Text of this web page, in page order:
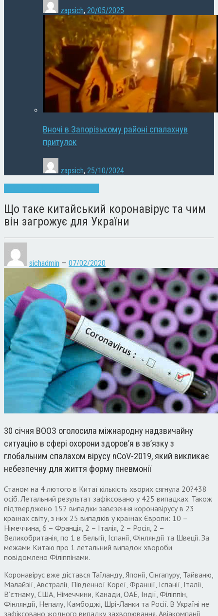
zapsich, 20/05/2025
Вночі в Запорізькому районі спалахнув
притулок
zapsich, 25/10/2024
Що таке китайський коронавірус та чим
він загрожує для України
sichadmin — 07/02/2020
30 січня ВООЗ оголосила міжнародну надзвичайну
ситуацію в сфері охорони здоров’я в зв’язку з
глобальним спалахом вірусу nCoV-2019, який викликає
небезпечну для життя форму пневмонії
Станом на 4 лютого в Китаї кількість хворих сягнула 20?438
осіб. Летальний результат зафіксовано у 425 випадках. Також
підтверджено 152 випадки завезення коронавірусу в 23
країнах світу, з них 25 випадків у країнах Європи: 10 –
Німеччина, 6 – Франція, 2 – Італія, 2 – Росія, 2 –
Великобританія, по 1 в Бельгії, Іспанії, Фінляндії та Швеції. За
межами Китаю про 1 летальний випадок хвороби
повідомлено Філіппінами.
Коронавірус вже дістався Таїланду, Японії, Сінгапуру, Тайваню,
Малайзії, Австралії, Південної Кореї, Франції, Іспанії, Італії,
В’єтнаму, США, Німеччини, Канади, ОАЕ, Індії, Філіппін,
Фінляндії, Непалу, Камбоджі, Шрі-Ланки та Росії. В Україні не
зафіксовано жодного випадку захворювання. Авіакомпанії